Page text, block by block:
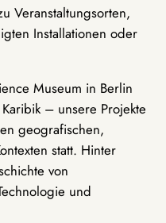
Veranstaltungsorten,
Installationen oder
Museum in Berlin
– unsere Projekte
geografischen,
statt. Hinter
von
und